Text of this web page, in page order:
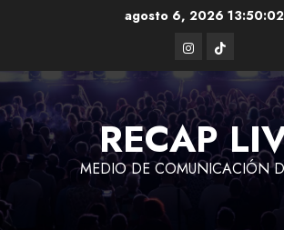
agosto 6, 2026 13:50:02
Instagram
TikTok
RECAP
MEDIO DE COMUNICACIÓN